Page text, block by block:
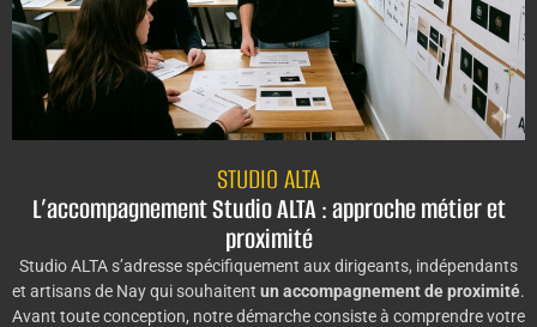
STUDIO ALTA
L’accompagnement Studio ALTA : approche métier et
proximité
Studio ALTA s’adresse spécifiquement aux dirigeants, indépendants
et artisans de Nay qui souhaitent un accompagnement de proximité.
Avant toute conception, notre démarche consiste à comprendre votre